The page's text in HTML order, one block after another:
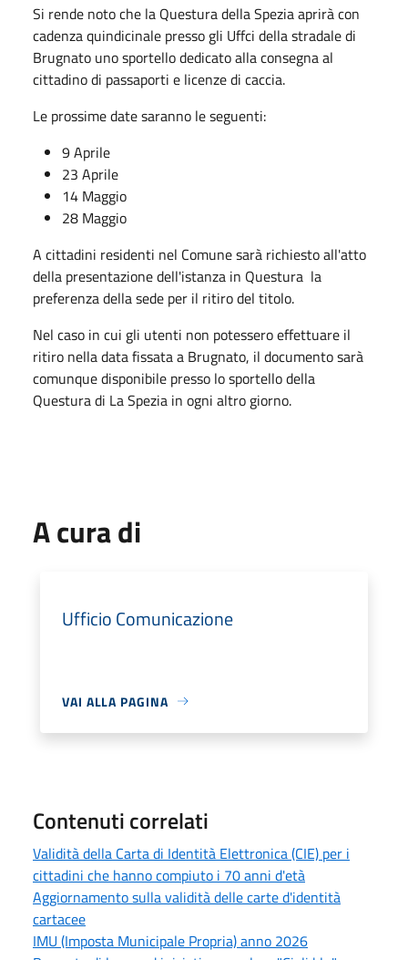
Si rende noto che la Questura della Spezia aprirà con
cadenza quindicinale presso gli Uffci della stradale di
Brugnato uno sportello dedicato alla consegna al
cittadino di passaporti e licenze di caccia.
Le prossime date saranno le seguenti:
9 Aprile
23 Aprile
14 Maggio
28 Maggio
A cittadini residenti nel Comune sarà richiesto all'atto
della presentazione dell'istanza in Questura la
preferenza della sede per il ritiro del titolo.
Nel caso in cui gli utenti non potessero effettuare il
ritiro nella data fissata a Brugnato, il documento sarà
comunque disponibile presso lo sportello della
Questura di La Spezia in ogni altro giorno.
A cura di
Ufficio Comunicazione
VAI ALLA PAGINA
Contenuti correlati
Validità della Carta di Identità Elettronica (CIE) per i
cittadini che hanno compiuto i 70 anni d'età
Aggiornamento sulla validità delle carte d'identità
cartacee
IMU (Imposta Municipale Propria) anno 2026